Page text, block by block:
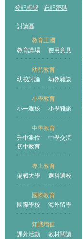
登記帳號 忘記密碼
討論區
教育王國
教育講場
使用意見
幼兒教育
幼校討論
幼教雜談
小學教育
小一選校
小學雜談
中學教育
升中派位
中學交流
初中教育
專上教育
備戰大學
選科選校
國際教育
國際學校
海外留學
知識增值
課外活動
教材閱讀